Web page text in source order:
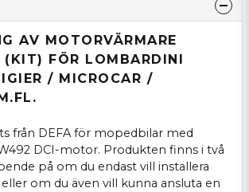
AV MOTORVÄRMARE
(KIT) FÖR LOMBARDINI
/ MICROCAR /
från DEFA för mopedbilar med
DCI-motor. Produkten finns i två
på om du endast vill installera
om du även vill kunna ansluta en